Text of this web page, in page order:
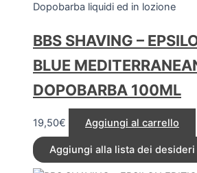
Dopobarba liquidi ed in lozione
BBS SHAVING –
BLUE
DOPOBARBA 100ML
19,50€ Aggiungi al carrello
Aggiungi alla lista dei desideri